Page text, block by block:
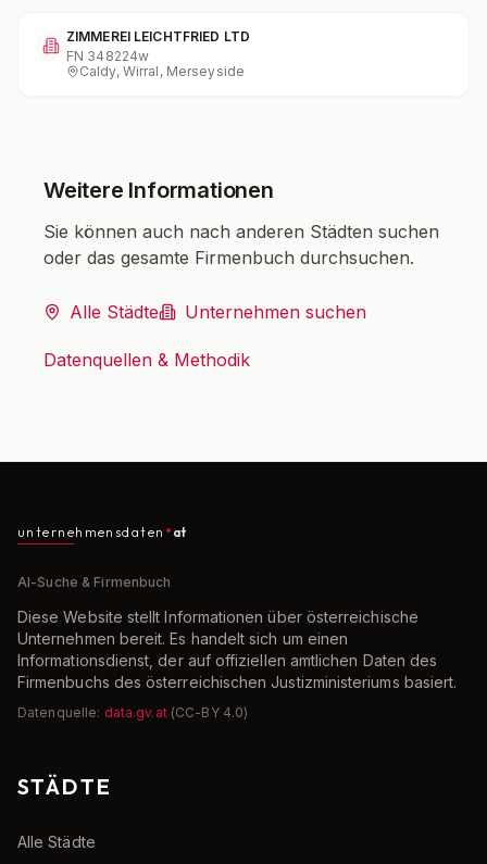
ZIMMEREI LEICHTFRIED LTD
FN 348224w
Caldy, Wirral, Merseyside
Weitere Informationen
Sie können auch nach anderen Städten suchen
oder das gesamte Firmenbuch durchsuchen.
Alle Städte Unternehmen suchen
Datenquellen & Methodik
unternehmensdaten at
AI-Suche & Firmenbuch
Diese Website stellt Informationen über österreichische
Unternehmen bereit. Es handelt sich um einen
Informationsdienst, der auf offiziellen amtlichen Daten des
Firmenbuchs des österreichischen Justizministeriums basiert.
Datenquelle: data.gv.at (CC-BY 4.0)
STÄDTE
Alle Städte